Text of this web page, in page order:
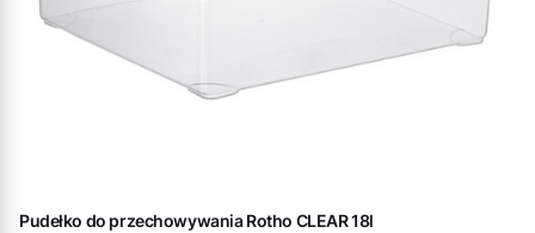
Pudełko do przechowywania Rotho CLEAR 18l